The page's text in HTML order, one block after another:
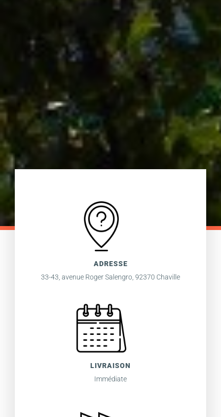
ADRESSE
33-43, avenue Roger Salengro, 92370 Chaville
LIVRAISON
Immédiate